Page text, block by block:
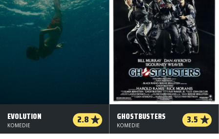
EVOLUTION 2.8
KOMEDIE
GHOSTBUSTERS 3.5
KOMEDIE